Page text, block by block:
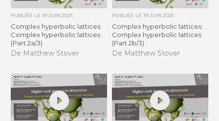
PUBLIÉE LE19 JUIN 2025
Complex hyperbolic lattices:
Complex hyperbolic lattices
(Part 2a/3)
De Matthew Stover
PUBLIÉE LE 19 JUIN 2025
Complex hyperbolic lattices:
Complex hyperbolic lattices
(Part 2b/3)
De Matthew Stover